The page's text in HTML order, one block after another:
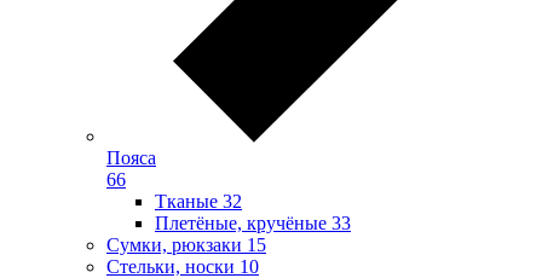
Пояса
66
Тканые 32
Плетёные, кручёные 33
Сумки, рюкзаки 15
Стельки, носки 10